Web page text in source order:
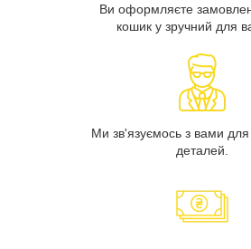
Ви оформляєте
кошик у зручний для
Ми зв'язуємось з вами для
деталей.